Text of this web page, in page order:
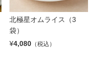
北極星オムライス（3
袋）
¥4,080 （税込）